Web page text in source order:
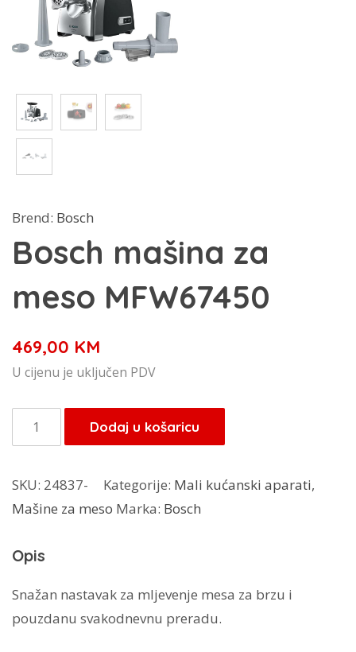
Brend: Bosch
Bosch mašina za
meso MFW67450
469,00 KM
U cijenu je uključen PDV
Bosch
mašina
meso
MFW67450
Dodaj u košaricu
SKU: 24837- Kategorije: Mali kućanski aparati,
Mašine za meso Marka: Bosch
Opis
Snažan nastavak za mljevenje mesa za brzu i
pouzdanu svakodnevnu preradu.